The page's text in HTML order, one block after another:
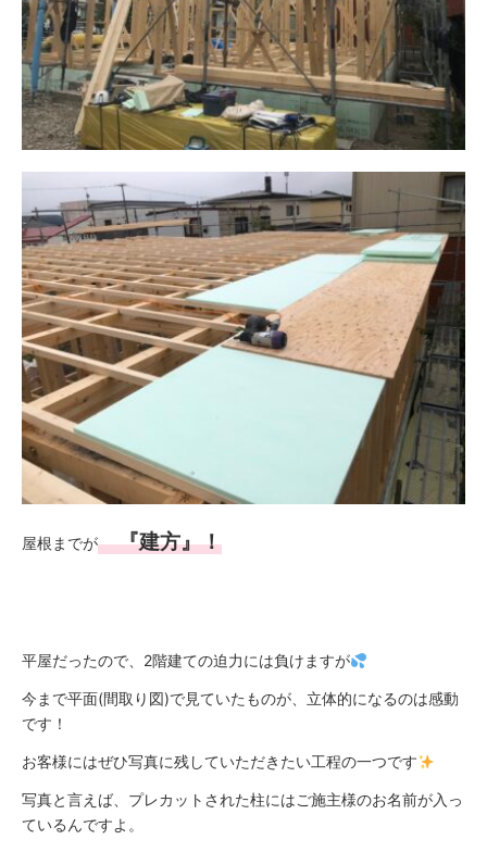
屋根までが『建方』！
平屋だったので、2階建ての迫力には負けますが
今まで平面(間取り図)で見ていたものが、立体的になるのは感動
です！
お客様にはぜひ写真に残していただきたい工程の一つです
写真と言えば、プレカットされた柱にはご施主様のお名前が入っ
ているんですよ。